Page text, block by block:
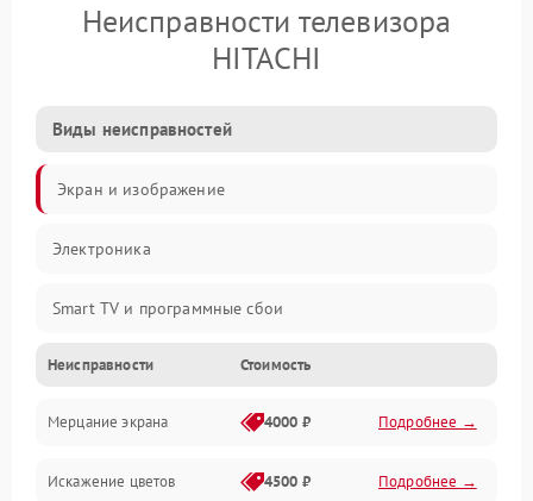
Неисправности телевизора
HITACHI
Виды неисправностей
Экран и изображение
Электроника
Smart TV и программные сбои
Питание и запуск
Подсветка и LED-модули
Звук и аудиосистема
Неисправности Стоимость
Мерцание экрана 4000 ₽ Подробнее →
Искажение цветов 4500 ₽ Подробнее →